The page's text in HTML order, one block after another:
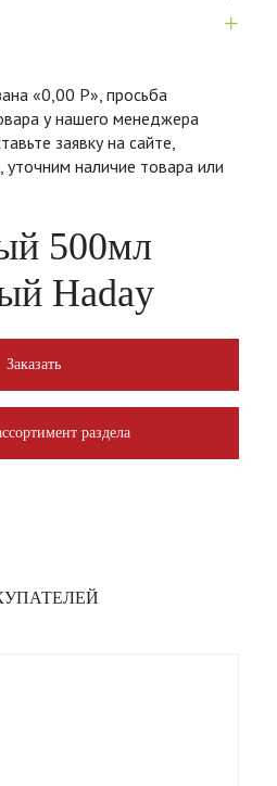
500мл
Haday
+
«0,00 Р», просьба
у нашего менеджера
заявку на сайте,
наличие товара или
Заказать
раздела